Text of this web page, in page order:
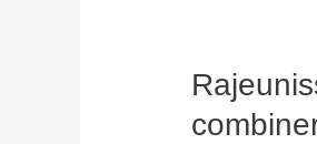
cou
du